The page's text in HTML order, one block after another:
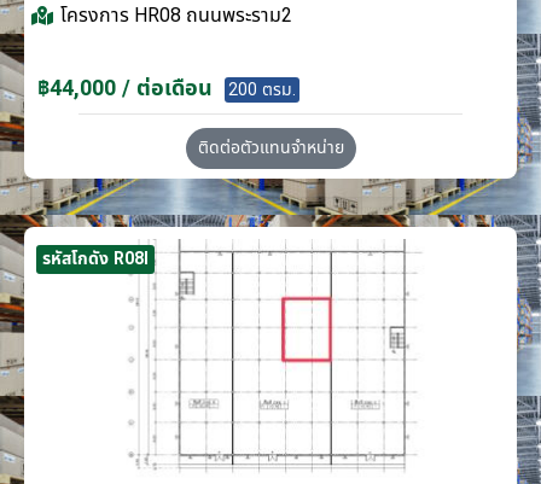
โครงการ HR08 ถนนพระราม2
฿44,000 / ต่อเดือน 200 ตรม.
ติดต่อตัวแทนจำหน่าย
รหัสโกดัง R08I